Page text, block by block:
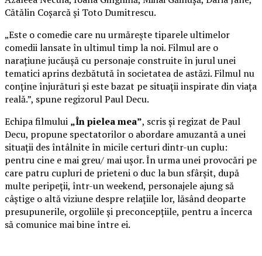
Cătălin Coșarcă și Toto Dumitrescu.
„Este o comedie care nu urmărește tiparele ultimelor
comedii lansate în ultimul timp la noi. Filmul are o
narațiune jucăușă cu personaje construite în jurul unei
tematici aprins dezbătută în societatea de astăzi. Filmul nu
conține înjurături și este bazat pe situații inspirate din viața
reală.”, spune regizorul Paul Decu.
Echipa filmului „În pielea mea”, scris și regizat de Paul
Decu, propune spectatorilor o abordare amuzantă a unei
situații des întâlnite în micile certuri dintr-un cuplu:
pentru cine e mai greu/ mai ușor. În urma unei provocări pe
care patru cupluri de prieteni o duc la bun sfârșit, după
multe peripeții, într-un weekend, personajele ajung să
câștige o altă viziune despre relațiile lor, lăsând deoparte
presupunerile, orgoliile și preconcepțiile, pentru a încerca
să comunice mai bine între ei.